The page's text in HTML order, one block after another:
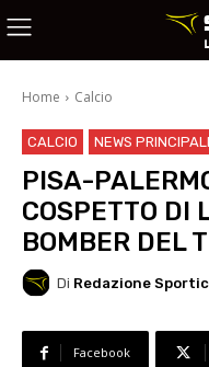
Home Calcio
CALCIO NEWS PRINCIPALI
PISA-
COSPETTO DI
BOMBER DEL
Di Redazione
Facebook